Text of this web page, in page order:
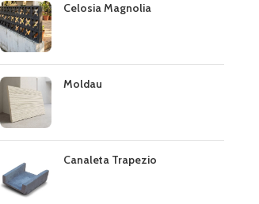
Celosia Magnolia
Moldau
Canaleta Trapezio